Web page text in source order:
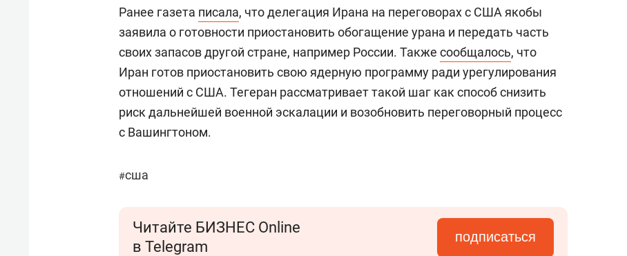
Ранее газета писала, что делегация Ирана на переговорах с США якобы
заявила о готовности приостановить обогащение урана и передать часть
своих запасов другой стране, например России. Также сообщалось, что
Иран готов приостановить свою ядерную программу ради урегулирования
отношений с США. Тегеран рассматривает такой шаг как способ снизить
риск дальнейшей военной эскалации и возобновить переговорный процесс
с Вашингтоном.
#сша
Читайте БИЗНЕС Online
в Telegram
подписаться